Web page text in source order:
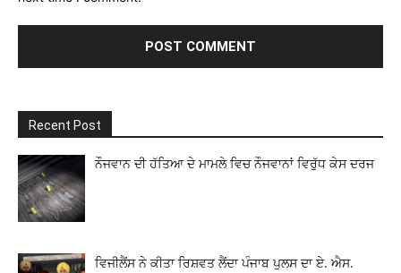
Recent Post
ਨੌਜਵਾਨ ਦੀ ਹੱਤਿਆ ਦੇ ਮਾਮਲੇ ਵਿਚ ਨੌਜਵਾਨਾਂ ਵਿਰੁੱਧ ਕੇਸ ਦਰਜ
ਵਿਜੀਲੈਂਸ ਨੇ ਕੀਤਾ ਰਿਸ਼ਵਤ ਲੈਂਦਾ ਪੰਜਾਬ ਪੁਲਸ ਦਾ ਏ. ਐਸ.